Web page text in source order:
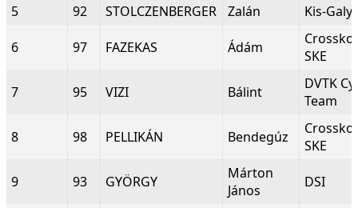
5
92 STOLCZENBERGER Zalán Kis-
6 97 FAZEKAS Ádám
SKE
7 95 VIZI Bálint
DVTK
Team
8 98 PELLIKÁN Bendegúz
SKE
9 93 GYÖRGY
Márton
János
DSI